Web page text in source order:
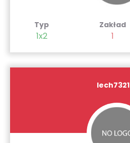
Typ
1x2
Zakład
1
lech7321